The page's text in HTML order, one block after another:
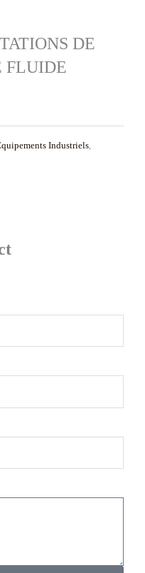
DE
FLUIDE
Industriels